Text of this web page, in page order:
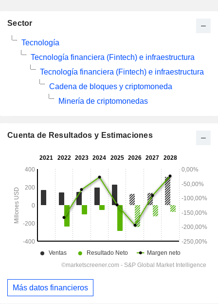
Sector
Tecnología
Tecnología financiera (Fintech) e infraestructura
Tecnología financiera (Fintech) e infraestructura
Cadena de bloques y criptomoneda
Minería de criptomonedas
Cuenta de Resultados y Estimaciones
Más datos financieros